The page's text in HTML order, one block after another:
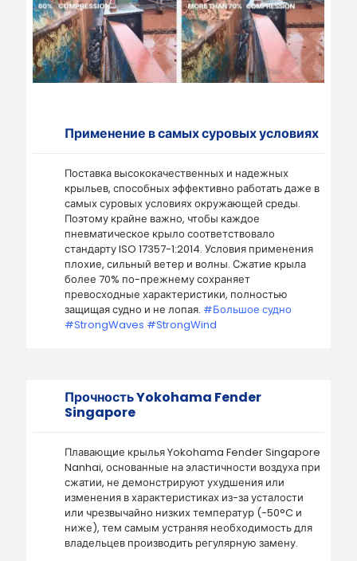
Применение в самых суровых условиях
Поставка высококачественных и надежных
крыльев, способных эффективно работать даже в
самых суровых условиях окружающей среды.
Поэтому крайне важно, чтобы каждое
пневматическое крыло соответствовало
стандарту ISO 17357-1:2014. Условия применения
плохие, сильный ветер и волны. Сжатие крыла
более 70% по-прежнему сохраняет
превосходные характеристики, полностью
защищая судно и не лопая. #Большое судно
#StrongWaves #StrongWind
Прочность Yokohama Fender
Singapore
Плавающие крылья Yokohama Fender Singapore
Nanhai, основанные на эластичности воздуха при
сжатии, не демонстрируют ухудшения или
изменения в характеристиках из-за усталости
или чрезвычайно низких температур (-50°C и
ниже), тем самым устраняя необходимость для
владельцев производить регулярную замену.